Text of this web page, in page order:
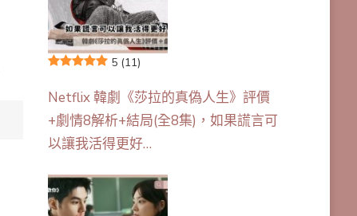
5 (11)
Netflix 韓劇《莎拉的真偽人生》評價
+劇情8解析+結局(全8集)，如果謊言可
以讓我活得更好…